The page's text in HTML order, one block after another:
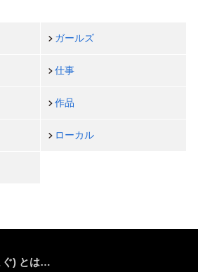
ガールズ
仕事
作品
ローカル
ぐ) とは…